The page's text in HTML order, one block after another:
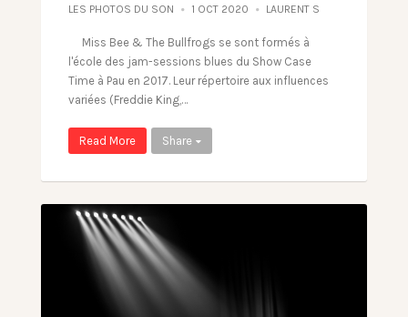
LES PHOTOS DU SON 1 OCT 2020 LAURENT S
Miss Bee & The Bullfrogs se sont formés à
l'école des jam-sessions blues du Show Case
Time à Pau en 2017. Leur répertoire aux influences
variées (Freddie King,…
Read More Share